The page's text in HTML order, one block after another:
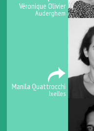
Véronique Olivier
Auderghem
Manila Quattrocchi
Ixelles